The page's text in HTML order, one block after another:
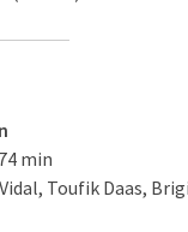
min
Toufik Daas,